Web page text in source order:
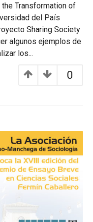
Transformation of
del País
Sharing Society
algunos ejemplos de
los...
0